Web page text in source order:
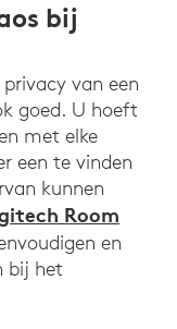
bij
van een
goed. U hoeft
met elke
een te vinden
kunnen
Room
en
bij het